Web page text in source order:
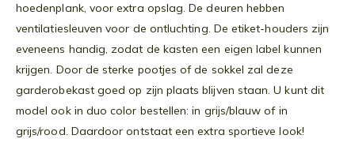
hoedenplank, voor extra opslag. De deuren hebben
ventilatiesleuven voor de ontluchting. De etiket-houders zijn
eveneens handig, zodat de kasten een eigen label kunnen
krijgen. Door de sterke pootjes of de sokkel zal deze
garderobekast goed op zijn plaats blijven staan. U kunt dit
model ook in duo color bestellen: in grijs/blauw of in
grijs/rood. Daardoor ontstaat een extra sportieve look!